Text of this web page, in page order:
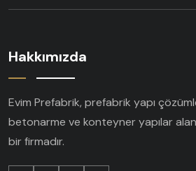
Hakkımızda
Evim Prefabrik, prefabrik yapı
betonarme ve konteyner yapılar
bir firmadır.